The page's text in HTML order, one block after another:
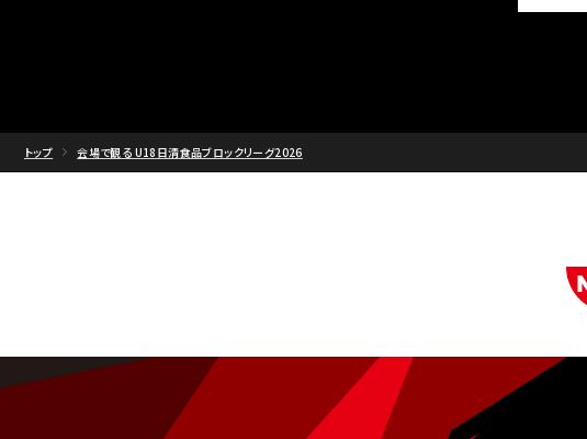
トップ 会場で観る U18日清食品ブロックリーグ2026